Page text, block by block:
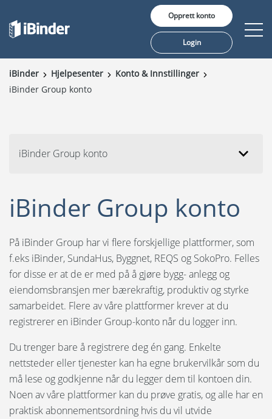
Våre tjenester
Innsikt
Om oss
Språk:
English
Dansk
Nederlands
Polski
Opprett konto
Login
iBinder Hjelpesenter
Konto & Innstillinger
iBinder Group konto
iBinder Group konto
Opprett konto
Glemt passord
Endre kontoinformasjonen
Bytte e-post
Notifikasjoner
iBinder Group konto
På iBinder Group har vi flere forskjellige plattformer, som
f.eks iBinder, SundaHus, Byggnet, REQS og SokoPro. Felles
for disse er at de er med på å gjøre bygg- anlegg og
eiendomsbransjen mer bærekraftig, produktiv og styrke
samarbeidet. Flere av våre plattformer krever at du
registrerer en iBinder Group-konto når du logger inn.
Du trenger bare å registrere deg én gang. Enkelte
nettsteder eller tjenester kan ha egne brukervilkår som du
må lese og godkjenne når du legger dem til kontoen din.
Noen av våre plattformer kan du prøve gratis, og alle har en
praktisk abonnementsordning hvis du vil utvide